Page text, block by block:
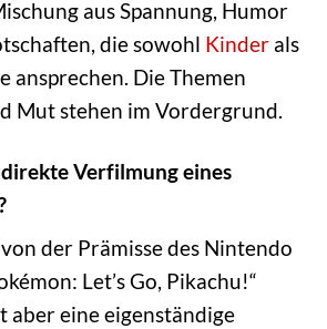
aus Spannung, Humor
die sowohl Kinder als
ansprechen. Die Themen
Mut stehen im Vordergrund.
Verfilmung eines
der Prämisse des Nintendo
Let’s Go, Pikachu!“
aber eine eigenständige